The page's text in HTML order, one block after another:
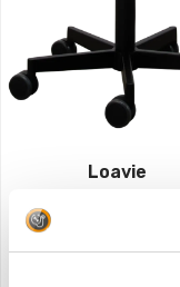
Loavie